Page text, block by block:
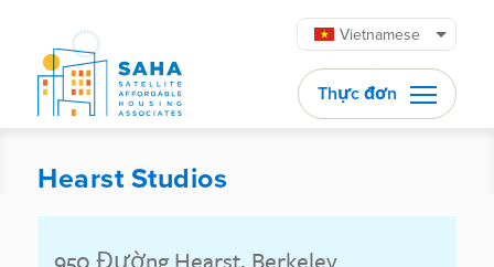
Vietnamese
Thực đơn
Hearst Studios
950 Đường Hearst, Berkeley